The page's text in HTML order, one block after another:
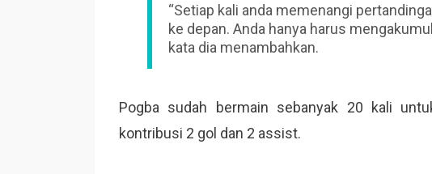
“Setiap kali anda memenangi
ke depan. Anda hanya harus
kata dia menambahkan.
Pogba sudah bermain sebanyak 20 kali
kontribusi 2 gol dan 2 assist.